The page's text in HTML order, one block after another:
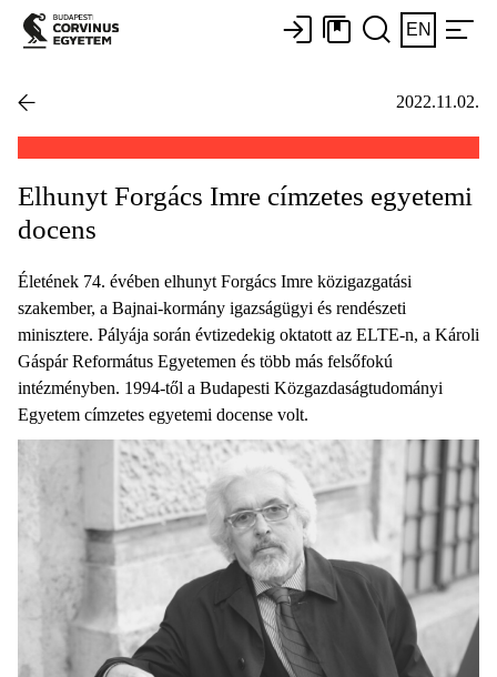
EN
2022.11.02.
Elhunyt Forgács Imre címzetes egyetemi
docens
Életének 74. évében elhunyt Forgács Imre közigazgatási
szakember, a Bajnai-kormány igazságügyi és rendészeti
minisztere. Pályája során évtizedekig oktatott az ELTE-n, a Károli
Gáspár Református Egyetemen és több más felsőfokú
intézményben. 1994-től a Budapesti Közgazdaságtudományi
Egyetem címzetes egyetemi docense volt.